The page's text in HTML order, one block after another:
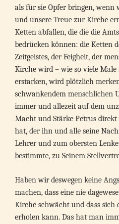
als für sie Opfer bringen, wenn
und unsere Treue zur Kirche
Ketten abfallen, die die die
bedrücken können: die Ketten
Zeitgeistes, der Feigheit, der
Kirche wird – wie so viele Male
erstarken, wird plötzlich
schwankendem menschlichen
immer und allezeit auf dem
Macht und Stärke Petrus
hat, der ihn und alle seine
Lehrer und zum obersten
bestimmte, zu Seinem
Haben wir deswegen keine
machen, dass eine nie
Kirche schwächt und dass
erholen kann. Das hat man